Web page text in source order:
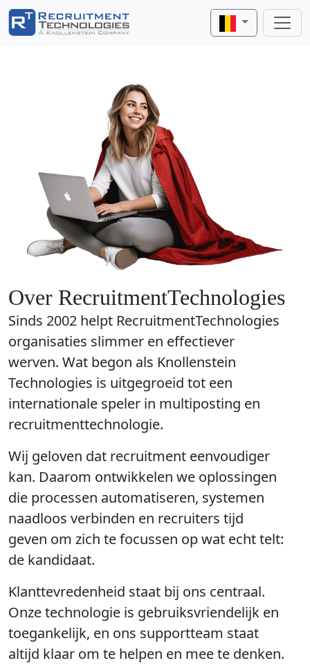
Over RecruitmentTechnologies
Sinds 2002 helpt RecruitmentTechnologies
organisaties slimmer en effectiever
werven. Wat begon als Knollenstein
Technologies is uitgegroeid tot een
internationale speler in multiposting en
recruitmenttechnologie.
Wij geloven dat recruitment eenvoudiger
kan. Daarom ontwikkelen we oplossingen
die processen automatiseren, systemen
naadloos verbinden en recruiters tijd
geven om zich te focussen op wat echt telt:
de kandidaat.
Klanttevredenheid staat bij ons centraal.
Onze technologie is gebruiksvriendelijk en
toegankelijk, en ons supportteam staat
altijd klaar om te helpen en mee te denken.